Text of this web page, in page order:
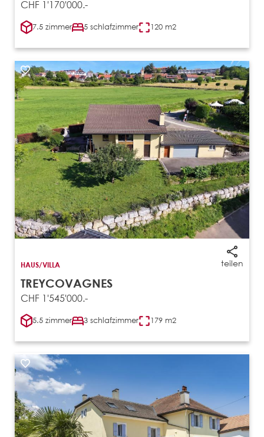
CHF 1'170'000.-
7.5 zimmer 5 schlafzimmer 120 m2
teilen
HAUS/VILLA
TREYCOVAGNES
CHF 1'545'000.-
5.5 zimmer 3 schlafzimmer 179 m2